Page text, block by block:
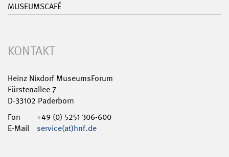
MUSEUMSCAFÉ
KONTAKT
Heinz Nixdorf MuseumsForum
Fürstenallee 7
D-33102 Paderborn
Fon
+49 (0) 5251 306-600
E-Mail
service(at)hnf.de